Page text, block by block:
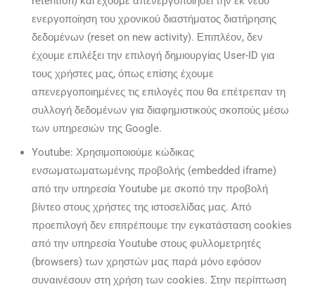
ενεργοποίηση του χρονικού διαστήματος διατήρησης
δεδομένων (reset on new activity). Επιπλέον, δεν
έχουμε επιλέξει την επιλογή δημιουργίας User-ID για
τους χρήστες μας, όπως επίσης έχουμε
απενεργοποιημένες τις επιλογές που θα επέτρεπαν τη
συλλογή δεδομένων για διαφημιστικούς σκοπούς μέσω
των υπηρεσιών της Google.
Youtube: Χρησιμοποιούμε κώδικας
ενσωματωματωμένης προβολής (embedded iframe)
από την υπηρεσία Youtube με σκοπό την προβολή
βίντεο στους χρήστες της ιστοσελίδας μας. Από
προεπιλογή δεν επιτρέπουμε την εγκατάσταση cookies
από την υπηρεσία Youtube στους φυλλομετρητές
(browsers) των χρηστών μας παρά μόνο εφόσον
συναινέσουν στη χρήση των cookies. Στην περίπτωση